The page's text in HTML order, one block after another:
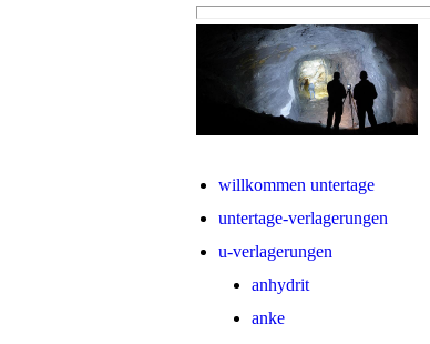
willkommen untertage
untertage-verlagerungen
u-verlagerungen
anhydrit
anke